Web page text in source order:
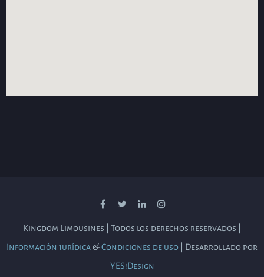
Kingdom Limousines | Todos los derechos reservados |
Información jurídica&Condiciones de uso | Desarrollado por
YES!Design